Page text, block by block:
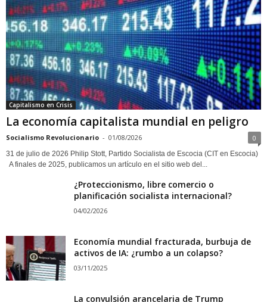
Capitalismo en Crisis
La economía capitalista mundial en peligro
Socialismo Revolucionario - 01/08/2026 0
31 de julio de 2026 Philip Stott, Partido Socialista de Escocia (CIT en Escocia)
A finales de 2025, publicamos un artículo en el sitio web del...
¿Proteccionismo, libre comercio o
planificación socialista internacional?
04/02/2026
Economía mundial fracturada, burbuja de
activos de IA: ¿rumbo a un colapso?
03/11/2025
La convulsión arancelaria de Trump